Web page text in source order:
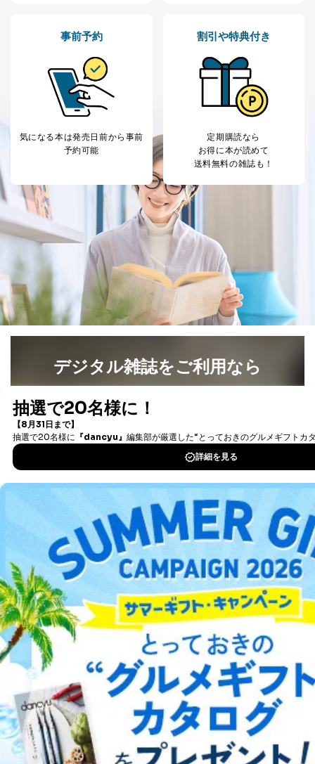
3
当社カスタマーQ＆
Aサービス利用者
サイトのサービス内容のご案内の
ｅメール等による商品、サービ
ス、キャンペーン等の広告に関す
4
採用応募者の方の
個人情報
採用選考、ご連絡のため
人事、総務などの雇用管理等のた
6
パートナー（提携
企業）からの委託
により当社の
定期購読サービス
等をご利用の方の
個人情報
購入商品配送のため
提携企業及びお客様がご購入され
た商品の発売元企業からのｅメー
ル等による商品、
サービス、キャンペーン等の広告
に関するご案内のため
SNS公式アカウン
トに登録された方
の個人情報
当社のサービス利用状況の把握お
よびその分析のため
お問い合わせ対応、トラブル対
処、オペレーター教育など応対品
質向上のため
その他当社のプライバシーポリシ
ため
※上記の利用目的のうちNo.1～5については保有個人デ
開示等のご請求に対応させていただきます。
なお、6、7については、パートナー（提携企業）様又は
各SNS運営会社様にご請求いただきますようお願い致し
ます。
３．個人情報の第三者提供について
当社は、取得した個人情報を適切に管理し､あらかじめ
本人の同意を得ることなく第三者に提供することはあり
ません。ただし、次の場合は除きます。
法令に基づく場合
人の生命､身体または財産の保護のために必要がある
場合であって、本人の同意を得ることが困難であると
き。
公衆衛生の向上または児童の健全な育成の推進のため
に特に必要がある場合であって、本人の同意を得るこ
とが困難である場合。
国の機関もしくは地方公共団体またはその委託を受け
た者が法令の定める事務を遂行することに対して協力
する必要がある場合であって、本人の同意を得ること
により当該事務の遂行に支障を及ぼすおそれがあると
き。
上記２．の利用目的を実施するために守秘義務を結ん
だ企業に、業務の一部として個人情報の取扱いを委
託・提供する場合、その業務に必要な範囲で委託・提
供先企業に個人情報を開示することがあります。
委託・提供先企業は具体的には以下のような企業です
事前予約
気になる本は発売日前から事前
予約可能
割引や特典付き
定期購読なら
お得に本が読めて
送料無料の雑誌も！
デジタル雑誌をご利用なら
書籍）が無料で読み放題！
DOWNLOAD FOR IOS
DOWNLOAD FOR ANDROID
ご利用方法はこちら
総合案内
アフィリエイト 採用情報
プレスリリース お問い合わせ
利用規約プライバシーポリシー 特定商取引法に基づく表示
出版社の皆様へ
投資家の皆様へサイトマップ